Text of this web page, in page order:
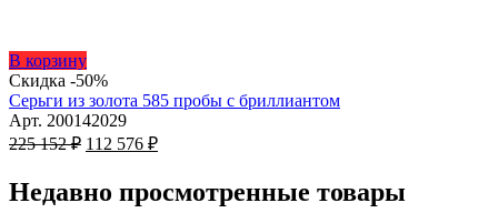
В корзинуЭтот
товар
имеет
несколько
вариаций.
выбрать
Скидка -50%
Серьги из золота 585 пробы с бриллиантом
Арт. 200142029
225 152₽ Первоначальная
225
112 576 ₽Текущая
576 ₽.
Недавно просмотренные товары